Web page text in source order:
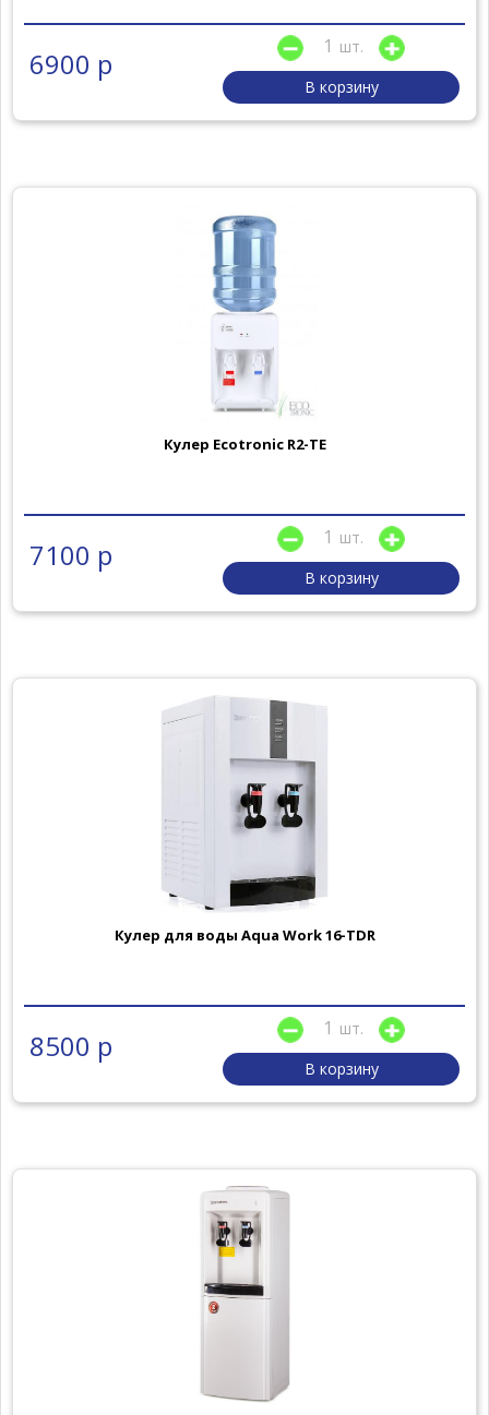
6900 р
шт.
В корзину
Кулер Ecotronic R2-TE
7100 р
шт.
В корзину
Кулер для воды Aqua Work 16-TDR
8500 р
шт.
В корзину